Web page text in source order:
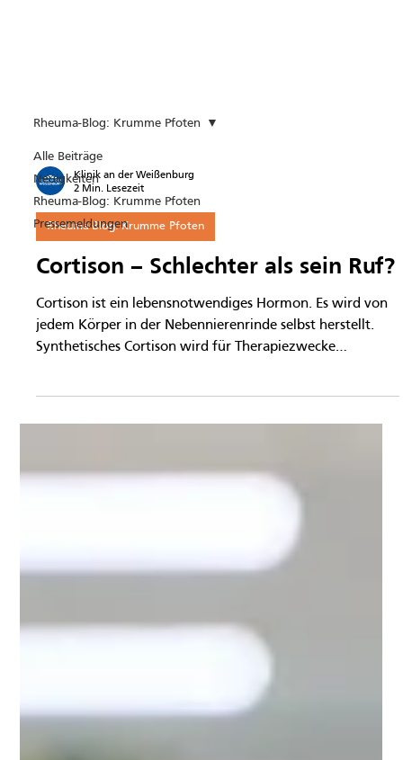
Alle Beiträge
Neuigkeiten
Rheuma-Blog: Krumme Pfoten
Pressemeldungen
Rheuma-Blog: Krumme Pfoten
Klinik an der Weißenburg
2 Min. Lesezeit
Rheuma-Blog: Krumme Pfoten
Cortison – Schlechter als sein Ruf?
Cortison ist ein lebensnotwendiges Hormon. Es wird von
jedem Körper in der Nebennierenrinde selbst herstellt.
Synthetisches Cortison wird für Therapiezwecke